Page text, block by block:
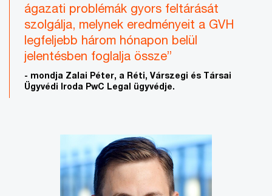
ágazati problémák gyors feltárását
szolgálja, melynek eredményeit a GVH
legfeljebb három hónapon belül
jelentésben foglalja össze”
- mondja Zalai Péter, a Réti, Várszegi és Társai
Ügyvédi Iroda PwC Legal ügyvédje.